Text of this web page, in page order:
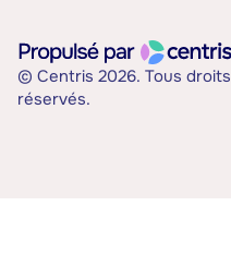
© Centris 2026. Tous droits
réservés.